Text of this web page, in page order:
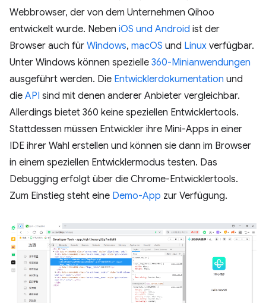
Webbrowser, der von dem Unternehmen Qihoo
entwickelt wurde. Neben iOS und Android ist der
Browser auch für Windows, macOS und Linux verfügbar.
Unter Windows können spezielle 360-Minianwendungen
ausgeführt werden. Die Entwicklerdokumentation und
die API sind mit denen anderer Anbieter vergleichbar.
Allerdings bietet 360 keine speziellen Entwicklertools.
Stattdessen müssen Entwickler ihre Mini-Apps in einer
IDE ihrer Wahl erstellen und können sie dann im Browser
in einem speziellen Entwicklermodus testen. Das
Debugging erfolgt über die Chrome-Entwicklertools.
Zum Einstieg steht eine Demo-App zur Verfügung.